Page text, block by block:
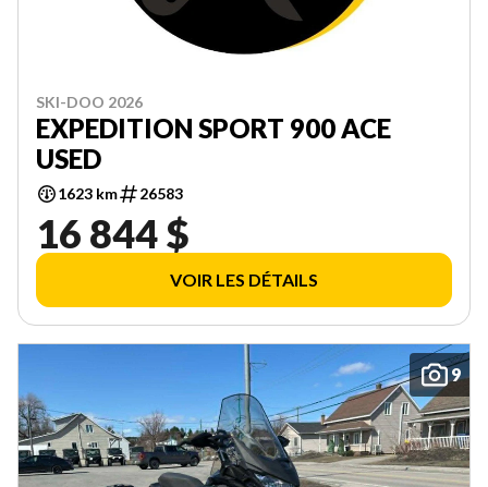
SKI-DOO 2026
EXPEDITION SPORT 900 ACE
USED
1623 km 26583
16 844 $
VOIR LES DÉTAILS
9